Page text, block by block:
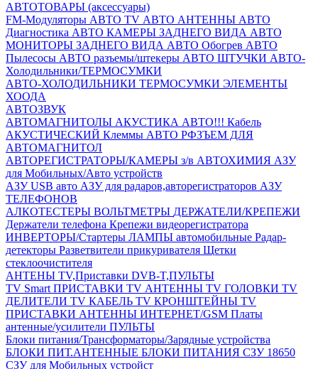
АВТОТОВАРЫ (аксессуары)
FM-Модуляторы АВТО TV АВТО АНТЕННЫ АВТО
Диагностика АВТО КАМЕРЫ ЗАДНЕГО ВИДА АВТО
МОНИТОРЫ ЗАДНЕГО ВИДА АВТО Обогрев АВТО
Пылесосы АВТО разъемы/штекеры АВТО ШТУЧКИ АВТО-
Холодильники/ТЕРМОСУМКИ
АВТО-ХОЛОДИЛЬНИКИ ТЕРМОСУМКИ ЭЛЕМЕНТЫ
ХООДА
АВТОЗВУК
АВТОМАГНИТОЛЫ АКУСТИКА АВТО!!! Кабель
АКУСТИЧЕСКИЙ Клеммы АВТО РФЗЪЕМ ДЛЯ
АВТОМАГНИТОЛ
АВТОРЕГИСТРАТОРЫ/КАМЕРЫ з/в АВТОХИМИЯ АЗУ
для Мобильных/Авто устройств
АЗУ USB авто АЗУ для радаров,авторегистраторов АЗУ
ТЕЛЕФОНОВ
АЛКОТЕСТЕРЫ ВОЛЬТМЕТРЫ ДЕРЖАТЕЛИ/КРЕПЕЖИ
Держатели телефона Крепежи видеорегистратора
ИНВЕРТОРЫ/Стартеры ЛАМПЫ автомобильные Радар-
детекторы Разветвители прикуривателя Щетки
стеклоочистителя
АНТЕНЫ ТV,Приставки DVB-T,ПУЛЬТЫ
TV Smart ПРИСТАВКИ TV АНТЕННЫ TV ГОЛОВКИ TV
ДЕЛИТЕЛИ TV КАБЕЛЬ TV КРОНШТЕЙНЫ TV
ПРИСТАВКИ АНТЕННЫ ИНТЕРНЕТ/GSM Платы
антенные/усилители ПУЛЬТЫ
Блоки питания/Трансформаторы/Зарядные устройства
БЛОКИ ПИТ.АНТЕННЫЕ БЛОКИ ПИТАНИЯ СЗУ 18650
СЗУ для Мобильных устройст